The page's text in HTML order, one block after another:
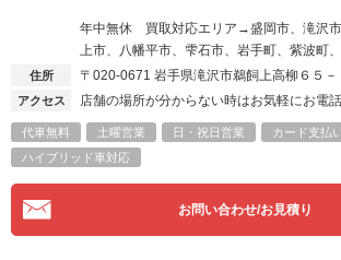
年中無休 買取対応エリア→盛岡市、滝沢
上市、八幡平市、雫石市、岩手町、紫波町
住所 〒020-0671 岩手県滝沢市鵜飼上高柳６５－
アクセス 店舗の場所が分からない時はお気軽にお電話
代車無料 土曜営業 日・祝日営業 カード支払
ハイブリッド車対応
お問い合わせ/お見積り